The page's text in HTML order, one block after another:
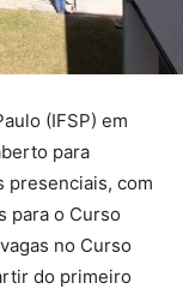
(IFSP) em
para
presenciais, com
para o Curso
no Curso
do primeiro